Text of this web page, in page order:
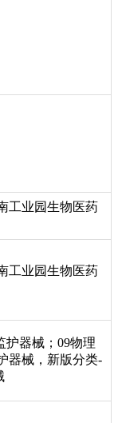
工业园生物医药
工业园生物医药
护器械；09物理
器械，新版分类-